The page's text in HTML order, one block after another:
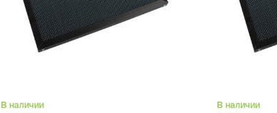
В наличии В наличии